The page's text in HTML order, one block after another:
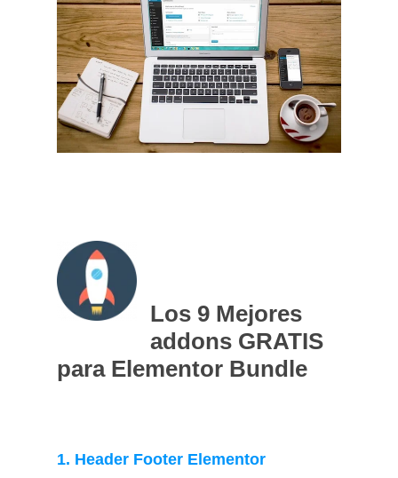
Los 9 Mejores
addons GRATIS
para Elementor Bundle
1. Header Footer Elementor